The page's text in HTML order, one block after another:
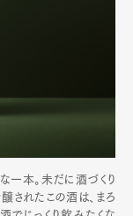
一本。未だに酒づくり
されたこの酒は、まろ